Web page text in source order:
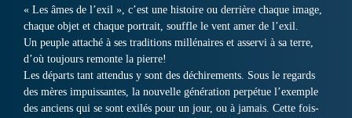
« Les âmes de l’exil », c’est une histoire ou derrière chaque image,
chaque objet et chaque portrait, souffle le vent amer de l’exil.
Un peuple attaché à ses traditions millénaires et asservi à sa terre,
d’où toujours remonte la pierre!
Les départs tant attendus y sont des déchirements. Sous le regards
des mères impuissantes, la nouvelle génération perpétue l’exemple
des anciens qui se sont exilés pour un jour, ou à jamais. Cette fois-